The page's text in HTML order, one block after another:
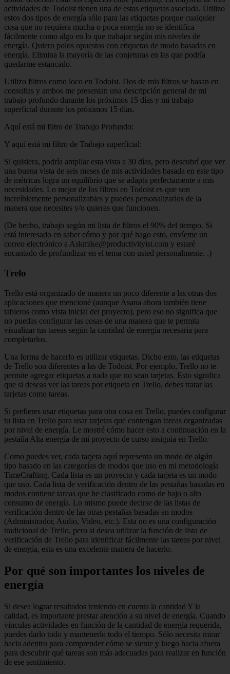
actividades de Todoist tienen una de estas etiquetas asociada. Utilizo
estos dos tipos de energía sólo para las etiquetas porque cualquier
cosa que no requiera mucha o poca energía no se identifica
fácilmente como algo en lo que trabajar según mis niveles de
energía. Quiero polos opuestos con etiquetas de modo basadas en
energía. Elimina la mayoría de las conjeturas en las que podría
quedarme estancado.
Utilizo filtros como loco en Todoist. Dos de mis filtros se basan en
consultas y ambos me presentan una descripción general de mi
trabajo profundo durante los próximos 15 días y mi trabajo
superficial durante los próximos 15 días.
Aquí está mi filtro de Trabajo Profundo:
Y aquí está mi filtro de Trabajo superficial:
Si quisiera, podría ampliar esta vista a 30 días, pero descubrí que ver
una buena vista de seis meses de mis actividades basada en este tipo
de métricas logra un equilibrio que se adapta perfectamente a mis
necesidades. Lo mejor de los filtros en Todoist es que son
increíblemente personalizables y puedes personalizarlos de la
manera que necesites y/o quieras que funcionen.
(De hecho, trabajo según mi lista de filtros el 90% del tiempo. Si
está interesado en saber cómo y por qué hago esto, envíeme un
correo electrónico a Askmike@productivityist.com y estaré
encantado de profundizar en el tema con usted personalmente. .)
Trelo
Trello está organizado de manera un poco diferente a las otras dos
aplicaciones que mencioné (aunque Asana ahora también tiene
tableros como vista inicial del proyecto), pero eso no significa que
no puedas configurar las cosas de una manera que te permita
visualizar tus tareas según la cantidad de energía necesaria para
completarlos.
Una forma de hacerlo es utilizar etiquetas. Dicho esto, las etiquetas
de Trello son diferentes a las de Todoist. Por ejemplo, Trello no te
permite agregar etiquetas a nada que no sean tarjetas. Esto significa
que si deseas ver las tareas por etiqueta en Trello, debes tratar las
tarjetas como tareas.
Si prefieres usar etiquetas para otra cosa en Trello, puedes configurar
tu lista en Trello para usar tarjetas que contengan tareas organizadas
por nivel de energía. Le mostré cómo hacer esto a continuación en la
pestaña Alta energía de mi proyecto de curso insignia en Trello.
Como puedes ver, cada tarjeta aquí representa un modo de algún
tipo basado en las categorías de modos que uso en mi metodología
TimeCrafting. Cada lista es un proyecto y cada tarjeta es un modo
que uso. Cada lista de verificación dentro de las pestañas basadas en
modos contiene tareas que he clasificado como de bajo o alto
consumo de energía. Lo mismo puede decirse de las listas de
verificación dentro de las otras pestañas basadas en modos
(Administrador, Audio, Video, etc.). Esta no es una configuración
tradicional de Trello, pero si desea utilizar la función de lista de
verificación de Trello para identificar fácilmente las tareas por nivel
de energía, esta es una excelente manera de hacerlo.
Por qué son importantes los niveles de
energía
Si desea lograr resultados teniendo en cuenta la cantidad Y la
calidad, es importante prestar atención a su nivel de energía. Cuando
vinculas actividades en función de la cantidad de energía requerida,
puedes darlo todo y mantenerlo todo el tiempo. Sólo necesita mirar
hacia adentro para comprender cómo se siente y luego hacia afuera
para descubrir qué tareas son más adecuadas para realizar en función
de ese sentimiento.